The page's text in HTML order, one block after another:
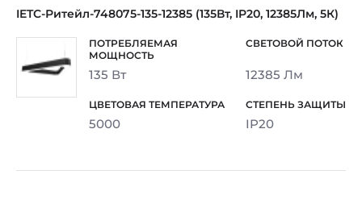
IETC-Ритейл-748075-135-12385 (135Вт, IP20, 12385Лм, 5К)
135 Вт 12385 Лм
5000 IP20